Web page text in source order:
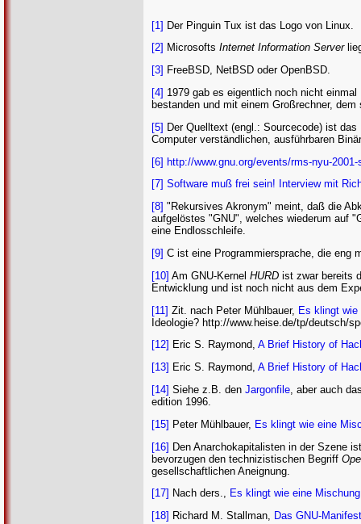
[1] Der Pinguin Tux ist das Logo von Linux.
[2] Microsofts Internet Information Server
[3] FreeBSD, NetBSD oder OpenBSD.
[4] 1979 gab es eigentlich noch nicht
bestanden und mit einem Großrechner,
[5] Der Quelltext (engl.: Sourcecode) ist
Computer verständlichen, ausführbaren
[6] http://www.gnu.org/events/rms-nyu-
[7] Software muß frei sein! Interview mit
[8] "Rekursives Akronym" meint, daß die
aufgelöstes "GNU", welches wiederum auf
eine Endlosschleife.
[9] C ist eine Programmiersprache, die eng
[10] Am GNU-Kernel HURD ist zwar bereits
Entwicklung und ist noch nicht aus dem
[11] Zit. nach Peter Mühlbauer, Es klingt wie
Ideologie? http://www.heise.de/tp/deutsch/
[12] Eric S. Raymond, A Brief History of
[13] Eric S. Raymond, A Brief History of
[14] Siehe z.B. den Jargonfile, aber auch
edition 1996.
[15] Peter Mühlbauer, Es klingt wie eine
[16] Den Anarchokapitalisten in der Szene
bevorzugen den technizistischen Begriff
gesellschaftlichen Aneignung.
[17] Nach ders., Es klingt wie eine
[18] Richard M. Stallman, Das GNU-Manifest